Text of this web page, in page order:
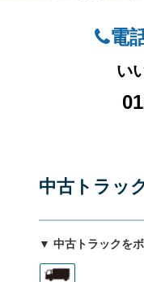
電
い
中古トラッ
▼ 中古トラックを